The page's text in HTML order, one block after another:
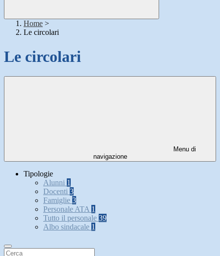
Home >
Le circolari
Le circolari
Menu di
navigazione
Tipologie
Alunni 1
Docenti 3
Famiglie 3
Personale ATA 1
Tutto il personale 39
Albo sindacale 1